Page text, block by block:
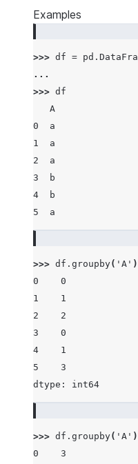
Examples
>>> df = pd .
...
>>> df
   A
0  a
1  a
2  a
3  b
4  b
5  a
>>> df . groupby( 'A' )
0    0
1    1
2    2
3    0
4    1
5    3
dtype: int64
>>> df . groupby( 'A' )
0    3